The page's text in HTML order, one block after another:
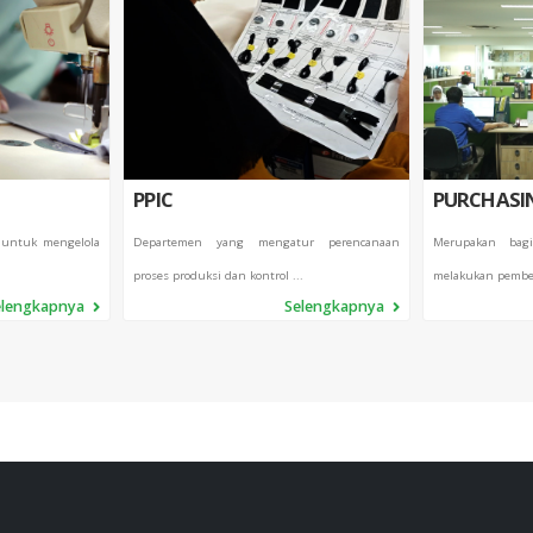
mengelola
PPIC
Departemen yang mengatur perencanaan
proses produksi dan kontrol ...
Selengkapnya
Merupakan
melakukan